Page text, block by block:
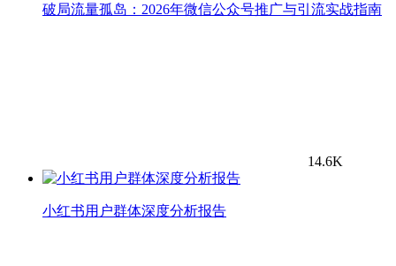
破局流量孤岛：2026年微信公众号推广与引流实战指南
14.6K
小红书用户群体深度分析报告